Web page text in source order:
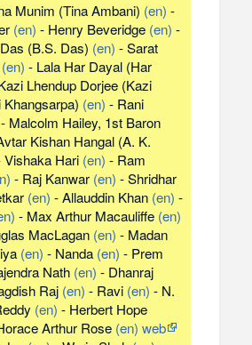
Munim (Tina Ambani) (en) -
(en) - Henry Beveridge (en) -
(B.S. Das) (en) -Sarat
(en) - Lala Har Dayal(Har
Lhendup Dorjee(Kazi
Khangsarpa) (en) - Rani
- Malcolm Hailey, 1st Baron
Kishan Hangal(A. K.
Vishaka Hari (en) - Ram
- Raj Kanwar (en) -Shridhar
(en) -Allauddin Khan (en) -
- Max Arthur Macauliffe (en)
MacLagan (en) - Madan
(en) - Nanda (en) - Prem
Nath (en) - Dhanraj
Raj (en) - Ravi (en) - N.
(en) - Herbert Hope
Arthur Rose (en) web